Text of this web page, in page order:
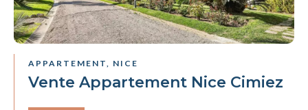
APPARTEMENT, NICE
Vente Appartement Nice Cimiez